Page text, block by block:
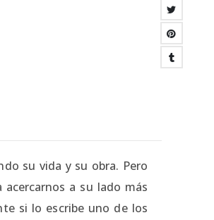
su vida y su obra. Pero
a su lado más
si lo escribe uno de los